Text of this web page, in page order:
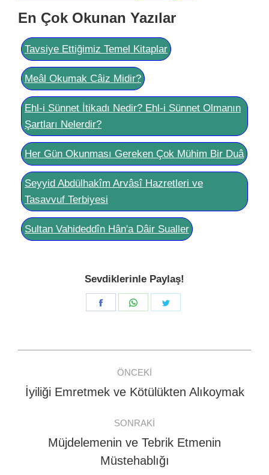
En Çok Okunan Yazılar
Tavsiye Ettiğimiz Temel Kitaplar
Meâl Okumak Câiz Midir?
Ehl-i Sünnet İtikadı Nedir? Ehl-i Sünnet Olmanın
Şartları Nelerdir?
Her Gün Okunması Gereken Çok Mühim Bir Duâ
Seyyid Abdülhakîm Arvâsî Hazretleri ve
Tasavvuf Terbiyesi
Sultan Vahideddîn Hân'a Dâir Sualler
Sevdiklerinle Paylaş!
Share
Share
navigation
ÖNCEKI
Previous
İyiliği Emretmek ve Kötülükten Alıkoymak
SONRAKI
Next
post:
Müjdelemenin ve Tebrik Etmenin
Müstehablığı